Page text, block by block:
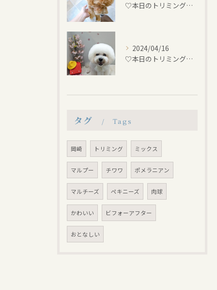
♡本日のトリミング♡⁠~岡崎トリミングサロン~
2024/04/16
♡本日のトリミング♡⁠~岡崎トリミングサロン~
タグ Tags
岡崎 トリミング ミックス
マルプー チワワ ポメラニアン
マルチーズ ペキニーズ 肉球
かわいい ビフォーアフター
おとなしい